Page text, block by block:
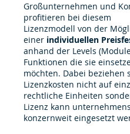
Großunternehmen und
profitieren bei diesem
Lizenzmodell von der
einer individuellen
anhand der Levels
Funktionen die sie
möchten. Dabei beziehen
Lizenzkosten nicht auf
rechtliche Einheiten
Lizenz kann
konzernweit eingesetzt